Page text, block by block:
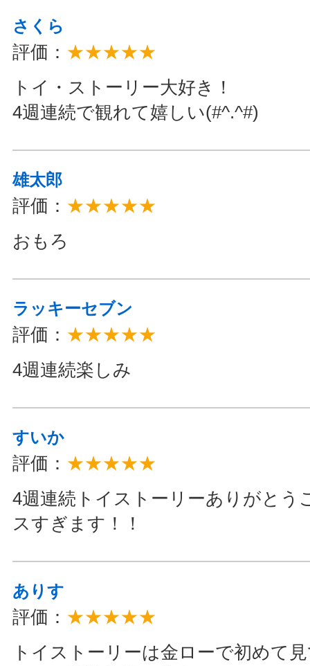
さくら
評価： ★★★★★
トイ・ストーリー大好き！
4週連続で観れて嬉しい(#^.^#)
雄太郎
評価： ★★★★★
おもろ
ラッキーセブン
評価： ★★★★★
4週連続楽しみ
すいか
評価： ★★★★★
4週連続トイストーリーありがとう
スすぎます！！
ありす
評価： ★★★★★
トイストーリーは金ローで初めて